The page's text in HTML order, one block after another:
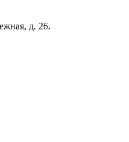
д. 26.